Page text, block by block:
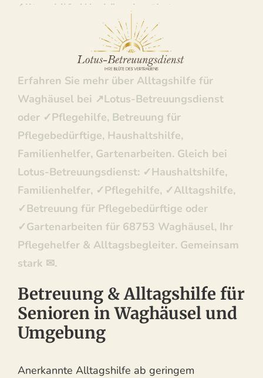
Alltagshilfe Waghäusel – ↗️Lotus-
Betreuungsdienst: ✓Betreuung für
Pflegebedürftige, Haushaltshilfe,
Familienhelfer, Pflegehilfe, Gartenarbeiten.
Erfahren Sie mehr über Alltagshilfe für
Waghäusel bei ↗️Lotus-Betreuungsdienst
oder ✓Pflegehilfe, Betreuung für
Pflegebedürftige, Haushaltshilfe,
Familienhelfer, Gartenarbeiten. Gleich bei
Lotus-Betreuungsdienst: ✓Haushaltshilfe,
Familienhelfer, ✓Pflegehilfe, ✓Alltagshilfe,
✓Betreuung für Pflegebedürftige oder
✓Gartenarbeiten für 68753 Waghäusel, Ihr
Pflegehelfer & Alltagsbegleiter. Gemeinsam
stark ✉.
Betreuung & Alltagshilfe für
Senioren in Waghäusel und
Umgebung
Anerkannte Alltagshilfe ab geringem